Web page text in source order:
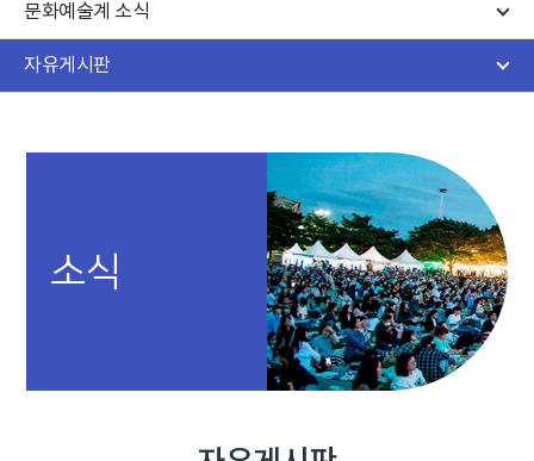
문화예술계 소식
자유게시판
소식